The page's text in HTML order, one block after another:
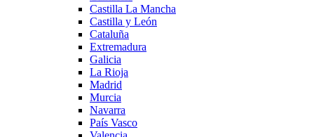
Castilla La Mancha
Castilla y León
Cataluña
Extremadura
Galicia
La Rioja
Madrid
Murcia
Navarra
País Vasco